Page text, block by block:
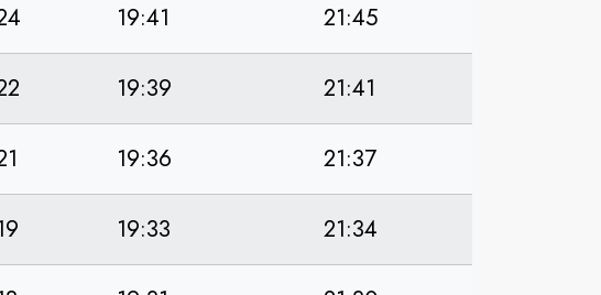
19:41 21:45
19:39 21:41
19:36 21:37
19:33 21:34